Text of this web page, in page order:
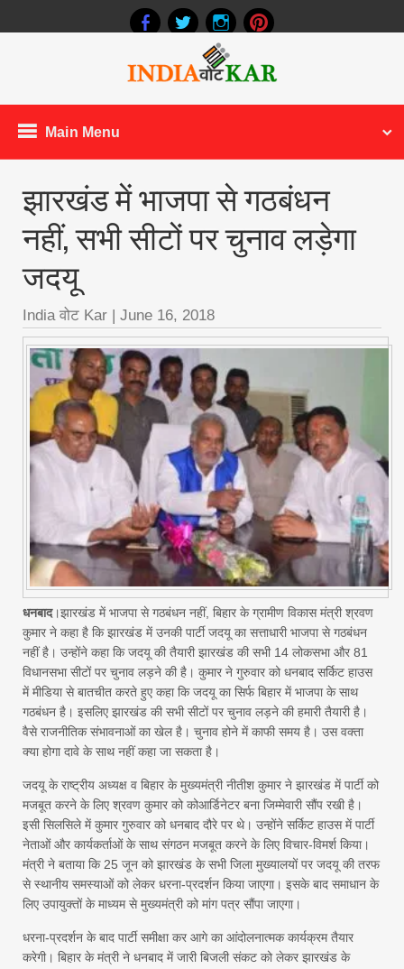
Main Menu
झारखंड में भाजपा से गठबंधन
नहीं, सभी सीटों पर चुनाव लड़ेगा
जदयू
India वोट Kar June 16, 2018
धनबाद।झारखंड में भाजपा से गठबंधन नहीं, बिहार के ग्रामीण विकास मंत्री श्रवण
कुमार ने कहा है कि झारखंड में उनकी पार्टी जदयू का सत्ताधारी भाजपा से गठबंधन
नहीं है। उन्होंने कहा कि जदयू की तैयारी झारखंड की सभी 14 लोकसभा और 81
विधानसभा सीटों पर चुनाव लड़ने की है। कुमार ने गुरुवार को धनबाद सर्किट हाउस
में मीडिया से बातचीत करते हुए कहा कि जदयू का सिर्फ बिहार में भाजपा के साथ
गठबंधन है। इसलिए झारखंड की सभी सीटों पर चुनाव लड़ने की हमारी तैयारी है।
वैसे राजनीतिक संभावनाओं का खेल है। चुनाव होने में काफी समय है। उस वक्ता
क्या होगा दावे के साथ नहीं कहा जा सकता है।
जदयू के राष्ट्रीय अध्यक्ष व बिहार के मुख्यमंत्री नीतीश कुमार ने झारखंड में पार्टी को
मजबूत करने के लिए श्रवण कुमार को कोआर्डिनेटर बना जिम्मेवारी सौंप रखी है।
इसी सिलसिले में कुमार गुरुवार को धनबाद दौरे पर थे। उन्होंने सर्किट हाउस में पार्टी
नेताओं और कार्यकर्ताओं के साथ संगठन मजबूत करने के लिए विचार-विमर्श किया।
मंत्री ने बताया कि 25 जून को झारखंड के सभी जिला मुख्यालयों पर जदयू की तरफ
से स्थानीय समस्याओं को लेकर धरना-प्रदर्शन किया जाएगा। इसके बाद समाधान के
लिए उपायुक्तों के माध्यम से मुख्यमंत्री को मांग पत्र सौंपा जाएगा।
धरना-प्रदर्शन के बाद पार्टी समीक्षा कर आगे का आंदोलनात्मक कार्यक्रम तैयार
करेगी। बिहार के मंत्री ने धनबाद में जारी बिजली संकट को लेकर झारखंड के